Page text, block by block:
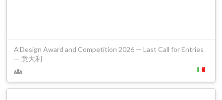
A’Design Award and Competition 2026 — Last Call for Entries
— 意大利